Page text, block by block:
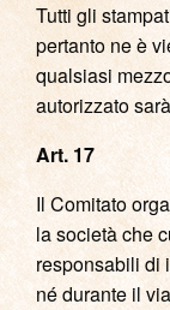
Tutti gli
pertanto ne è
qualsiasi
autorizzato
Art. 17
Il Comitato
la società che
responsabili di
né durante il